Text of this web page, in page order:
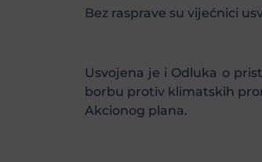
Bez rasprave su vijećnici
Usvojena je i Odluka o
borbu protiv klimatskih
Akcionog plana.